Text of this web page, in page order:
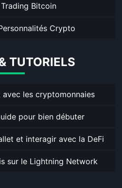
Bitcoin
Crypto
TUTORIELS
les cryptomonnaies
pour bien débuter
et interagir avec la DeFi
sur le Lightning Network